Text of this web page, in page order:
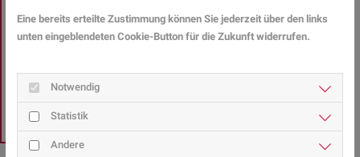
Gesundheits-Expertinnen und -Experten aus Ihrer Region
Hier gelangen Sie zur Expertensuche.
Eine bereits erteilte Zustimmung können Sie jederzeit über den links
unten eingeblendeten Cookie-Button für die Zukunft widerrufen.
Notwendig
Statistik
Andere